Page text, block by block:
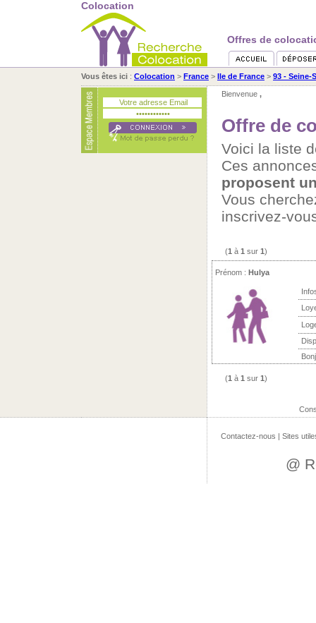
Colocation
Offres de
Vous êtes ici : Colocation > France > Ile de France > 93 - Seine-
Bienvenue ,
Offre de
Voici la liste
Ces
proposent
Vous
inscrivez-
(1 à 1 sur 1)
Prénom : Hulya
(1 à 1 sur 1)
Contactez-nous | Sites
@